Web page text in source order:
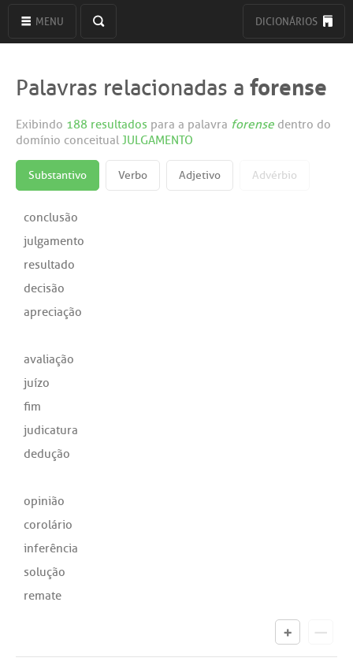
MENU DICIONÁRIOS
Palavras relacionadas a forense
Exibindo 188 resultados para a palavra forense dentro do
domínio conceitual JULGAMENTO
Substantivo Verbo Adjetivo Advérbio
conclusão
julgamento
resultado
decisão
apreciação
avaliação
juízo
fim
judicatura
dedução
opinião
corolário
inferência
solução
remate